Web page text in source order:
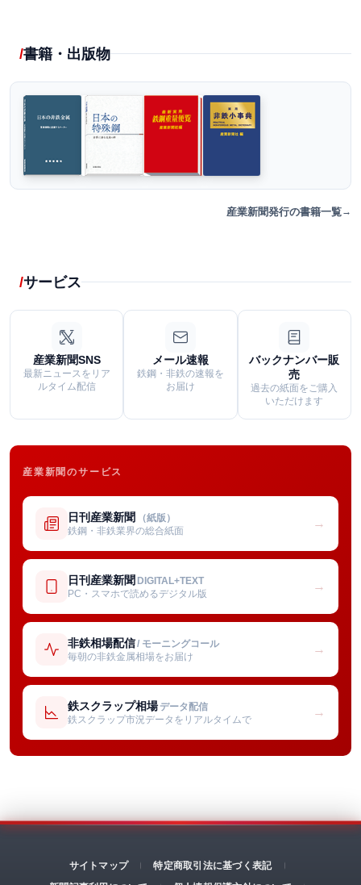
書籍・出版物
産業新聞発行の書籍一覧
サービス
産業新聞SNS
最新ニュースをリア
ルタイム配信
メール速報
鉄鋼・非鉄の速報を
お届け
バックナンバー販
売
過去の紙面をご購入
いただけます
産業新聞のサービス
日刊産業新聞 （紙版）
鉄鋼・非鉄業界の総合紙面
→
日刊産業新聞 DIGITAL+TEXT
PC・スマホで読めるデジタル版
→
非鉄相場配信/ モーニングコール
毎朝の非鉄金属相場をお届け
→
鉄スクラップ相場 データ配信
鉄スクラップ市況データをリアルタイムで
→
サイトマップ
特定商取引法に基づく表記